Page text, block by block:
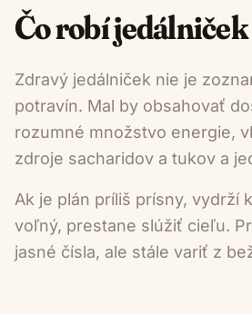
Čo robí
Zdravý jedálniček nie je
potravín. Mal by obsahovať
rozumné množstvo energie,
zdroje sacharidov a tukov a
Ak je plán príliš prísny, vydrží
voľný, prestane slúžiť cieľu.
jasné čísla, ale stále variť z